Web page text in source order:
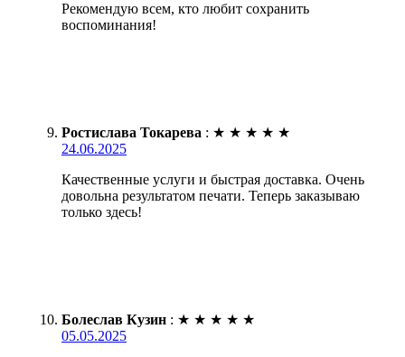
Рекомендую всем, кто любит сохранить
воспоминания!
Ростислава Токарева : ★ ★ ★ ★ ★
24.06.2025
Качественные услуги и быстрая доставка. Очень
довольна результатом печати. Теперь заказываю
только здесь!
Болеслав Кузин : ★ ★ ★ ★ ★
05.05.2025